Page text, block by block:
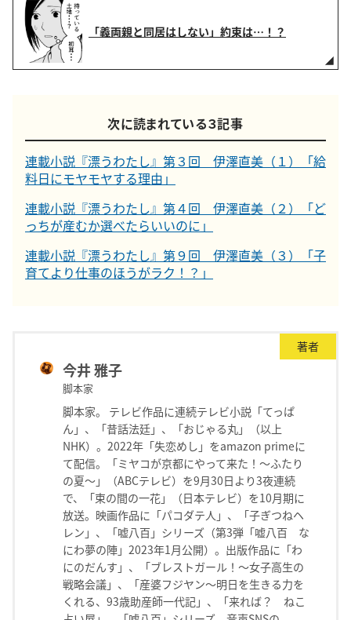
「義両親と同居はしない」約束は…！？
次に読まれている３記事
連載小説『漂うわたし』第３回 伊澤直美（１）「給
料日にモヤモヤする理由」
連載小説『漂うわたし』第４回 伊澤直美（２）「ど
っちが産むか選べたらいいのに」
連載小説『漂うわたし』第９回 伊澤直美（３）「子
育てより仕事のほうがラク！？」
著者
今井 雅子
脚本家
脚本家。 テレビ作品に連続テレビ小説「てっぱ
ん」、「昔話法廷」、「おじゃる丸」（以上
NHK）。2022年「失恋めし」をamazon primeに
て配信。「ミヤコが京都にやって来た！〜ふたり
の夏〜」（ABCテレビ）を9月30日より3夜連続
で、「束の間の一花」（日本テレビ）を10月期に
放送。映画作品に「パコダテ人」、「子ぎつねヘ
レン」、「嘘八百」シリーズ（第3弾「嘘八百 な
にわ夢の陣」2023年1月公開）。出版作品に「わ
にのだんす」、「ブレストガール！〜女子高生の
戦略会議」、「産婆フジヤン〜明日を生きる力を
くれる、93歳助産師一代記」、「来れば？ ねこ